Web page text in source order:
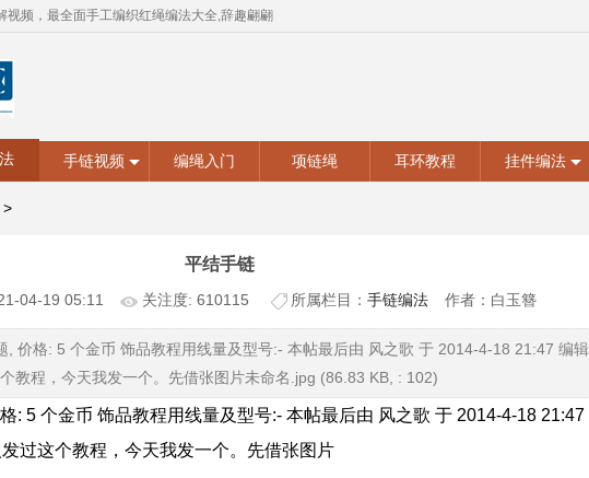
频，最全面手工编织红绳编法大全,辞趣翩翩
手链视频 编绳入门 项链绳 耳环教程 挂件编法
>
平结手链
04-19 05:11 关注度: 610115 所属栏目： 手链编法 作者：白玉簪
, 价格: 5 个金币 饰品教程用线量及型号:- 本帖最后由 风之歌 于 2014-4-18 21:47 编辑
教程，今天我发一个。先借张图片未命名.jpg (86.83 KB, : 102)
: 5 个金币 饰品教程用线量及型号:- 本帖最后由 风之歌 于 2014-4-18 21:47
过这个教程，今天我发一个。先借张图片